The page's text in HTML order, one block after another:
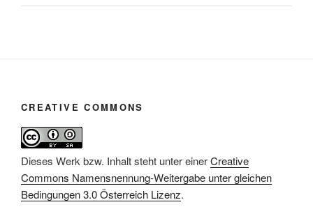
CREATIVE COMMONS
Dieses Werk bzw. Inhalt steht unter einerCreative
Commons Namensnennung-Weitergabe unter gleichen
Bedingungen 3.0 Österreich Lizenz.